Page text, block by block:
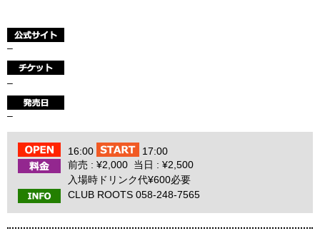
–
–
–
16:00
17:00
前売 : ¥2,000 当日 : ¥2,500
入場時ドリンク代¥600必要
CLUB ROOTS 058-248-7565